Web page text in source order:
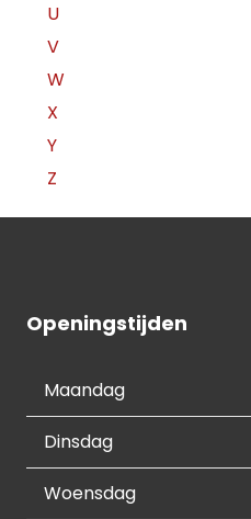
U
V
W
X
Y
Z
Openingstijden
Maandag
Dinsdag
Woensdag